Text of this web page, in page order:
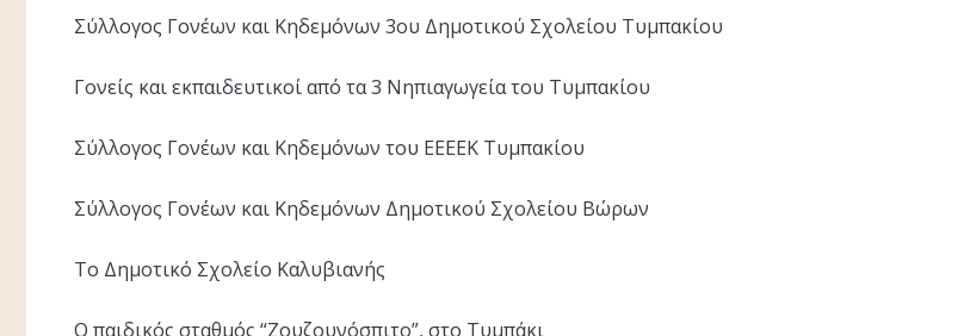
Σύλλογος Γονέων και Κηδεμόνων 3ου Δημοτικού Σχολείου Τυμπακίου
Γονείς και εκπαιδευτικοί από τα 3 Νηπιαγωγεία του Τυμπακίου
Σύλλογος Γονέων και Κηδεμόνων του ΕΕΕΕΚ Τυμπακίου
Σύλλογος Γονέων και Κηδεμόνων Δημοτικού Σχολείου Βώρων
Το Δημοτικό Σχολείο Καλυβιανής
Ο παιδικός σταθμός “Ζουζουνόσπιτο”, στο Τυμπάκι